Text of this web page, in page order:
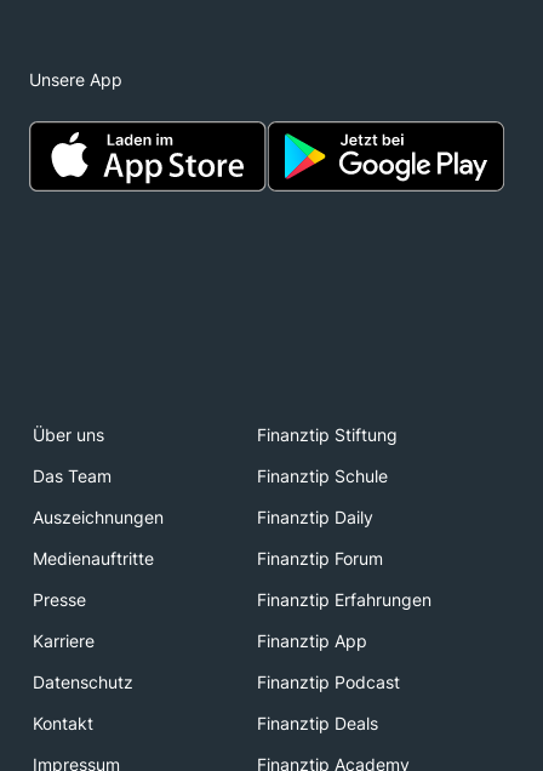
Unsere App
Über uns
Finanztip Stiftung
Das Team
Finanztip Schule
Auszeichnungen
Finanztip Daily
Medienauftritte
Finanztip Forum
Presse
Finanztip Erfahrungen
Karriere
Finanztip App
Datenschutz
Finanztip Podcast
Kontakt
Finanztip Deals
Impressum
Finanztip Academy